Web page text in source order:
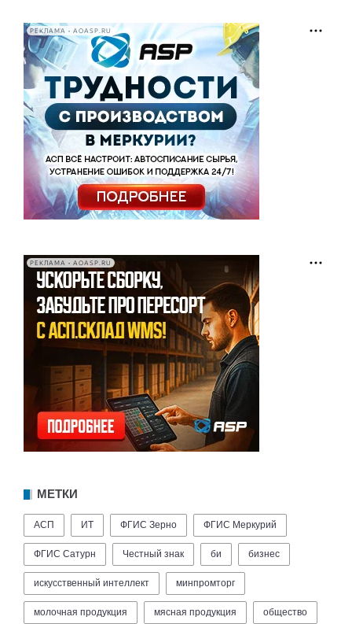
РЕКЛАМА • AOASP.RU
РЕКЛАМА • AOASP.RU
МЕТКИ
АСП ИТ ФГИС Зерно ФГИС Меркурий
ФГИС Сатурн Честный знак би бизнес
искусственный интеллект минпромторг
молочная продукция мясная продукция общество